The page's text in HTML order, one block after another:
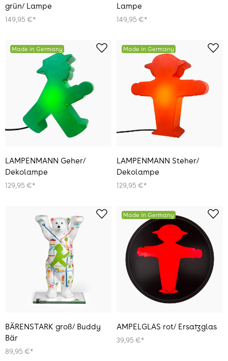
grün/ Lampe
149,95 €*
Lampe
149,95 €*
Made in Germany
LAMPENMANN Geher/
Dekolampe
129,95 €*
Made in Germany
LAMPENMANN Steher/
Dekolampe
129,95 €*
BÄRENSTARK groß/ Buddy
Bär
89,95 €*
Made in Germany
AMPELGLAS rot/ Ersatzglas
39,95 €*